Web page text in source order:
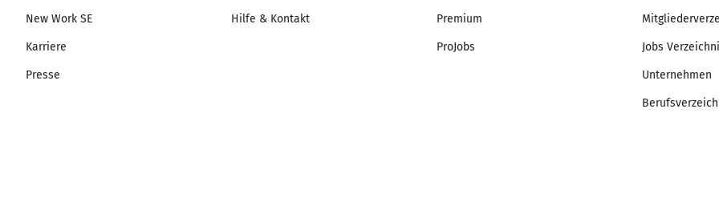
New Work SE
Karriere
Presse
Hilfe & Kontakt Premium
ProJobs Jobs
Unternehmen